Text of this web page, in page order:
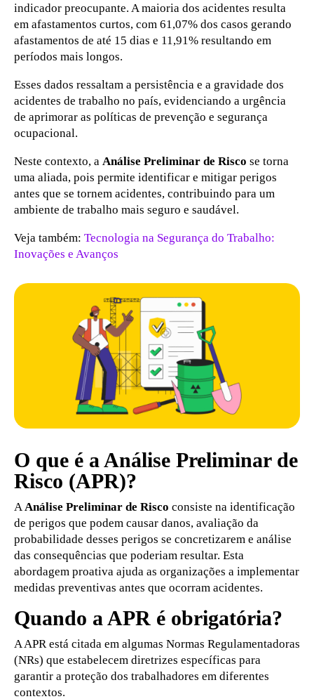
indicador preocupante. A maioria dos acidentes resulta
em afastamentos curtos, com 61,07% dos casos gerando
afastamentos de até 15 dias e 11,91% resultando em
períodos mais longos.
Esses dados ressaltam a persistência e a gravidade dos
acidentes de trabalho no país, evidenciando a urgência
de aprimorar as políticas de prevenção e segurança
ocupacional.
Neste contexto, a Análise Preliminar de Risco se torna
uma aliada, pois permite identificar e mitigar perigos
antes que se tornem acidentes, contribuindo para um
ambiente de trabalho mais seguro e saudável.
Veja também: Tecnologia na Segurança do Trabalho:
Inovações e Avanços
O que é a Análise Preliminar de
Risco (APR)?
AAnálise Preliminar de Risco consiste na identificação
de perigos que podem causar danos, avaliação da
probabilidade desses perigos se concretizarem e análise
das consequências que poderiam resultar. Esta
abordagem proativa ajuda as organizações a implementar
medidas preventivas antes que ocorram acidentes.
Quando a APR é obrigatória?
A APR está citada em algumas Normas Regulamentadoras
(NRs) que estabelecem diretrizes específicas para
garantir a proteção dos trabalhadores em diferentes
contextos.